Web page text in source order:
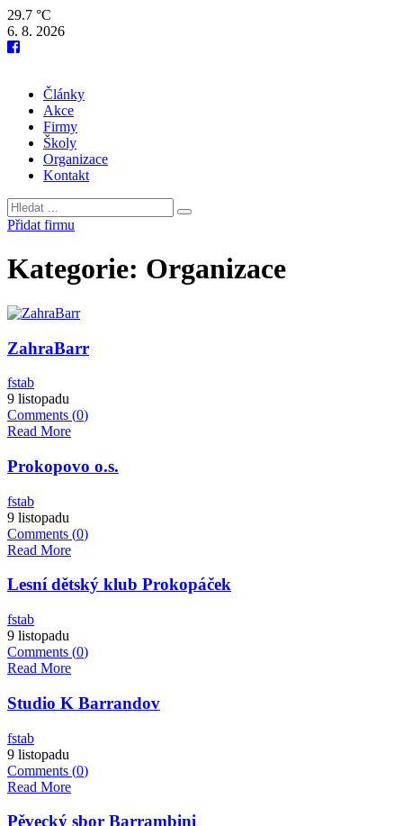
29.7 °C
6. 8. 2026
Články
Akce
Firmy
Školy
Organizace
Kontakt
Přidat firmu
Kategorie: Organizace
ZahraBarr
fstab
9 listopadu
Comments (0)
Read More
Prokopovo o.s.
fstab
9 listopadu
Comments (0)
Read More
Lesní dětský klub Prokopáček
fstab
9 listopadu
Comments (0)
Read More
Studio K Barrandov
fstab
9 listopadu
Comments (0)
Read More
Pěvecký sbor Barrambini